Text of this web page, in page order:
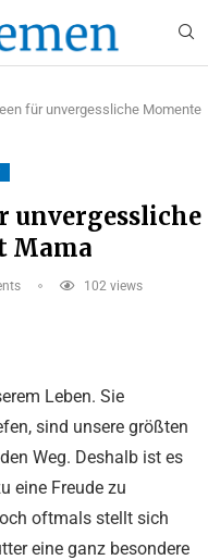
für unvergessliche Momente
unvergessliche
Mama
102views
Leben. Sie
sind unsere größten
Weg. Deshalb ist es
eine Freude zu
oftmals stellt sich
eine ganz besondere